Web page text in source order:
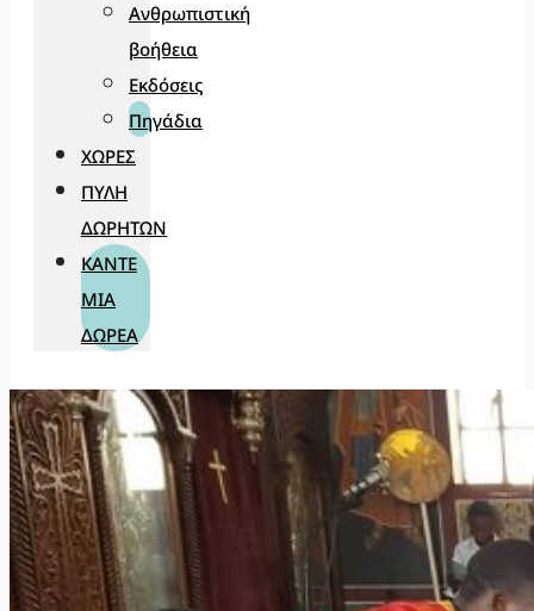
Ανθρωπιστική
βοήθεια
Εκδόσεις
Πηγάδια
ΧΏΡΕΣ
ΠΎΛΗ
ΔΩΡΗΤΏΝ
ΚΆΝΤΕ
ΜΊΑ
ΔΩΡΕΆ